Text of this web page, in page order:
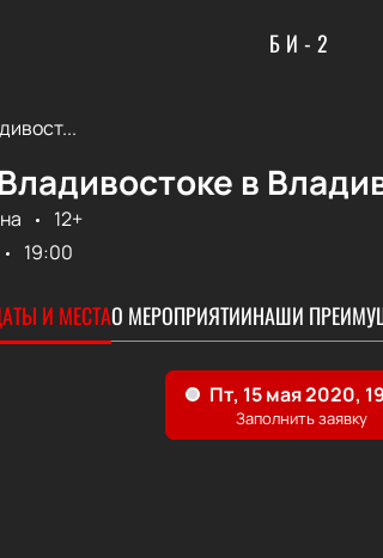
БИ-2
в
12+
19:00
И МЕСТАО МЕРОПРИЯТИИНАШИ